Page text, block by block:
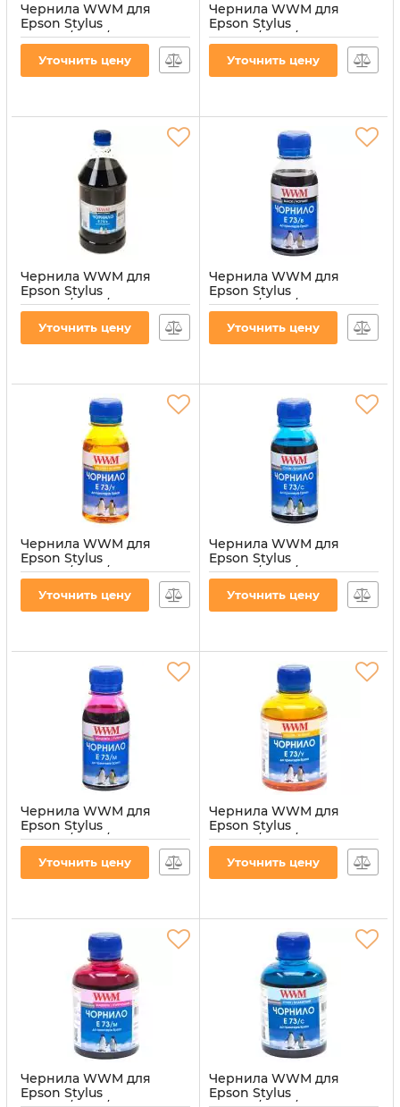
Чернила WWM для
Epson Stylus
CX3700/TX119/TX419 1000г
водорастворимые
(E73/M-4)
Уточнить цену
Чернила WWM для
Epson Stylus
CX3700/TX119/TX419 1000г
Cyan водорастворимые
(E73/C-4)
Уточнить цену
Чернила WWM для
Epson Stylus
CX3700/TX119/TX419 1000г
Black водорастворимые
(E73/B-4)
Уточнить цену
Чернила WWM для
Epson Stylus
CX3700/TX119/TX419 100г
Black водорастворимые
(E73/B-2)
Уточнить цену
Чернила WWM для
Epson Stylus
CX3700/TX119/TX419 100г
Yellow водорастворимые
(E73/Y-2)
Уточнить цену
Чернила WWM для
Epson Stylus
CX3700/TX119/TX419 100г
Cyan водорастворимые
(E73/C-2)
Уточнить цену
Чернила WWM для
Epson Stylus
CX3700/TX119/TX419 100г
водорастворимые
(E73/M-2)
Уточнить цену
Чернила WWM для
Epson Stylus
CX3700/TX119/TX419 200г
Yellow водорастворимые
(E73/Y)
Уточнить цену
Чернила WWM для
Epson Stylus
Чернила WWM для
Epson Stylus